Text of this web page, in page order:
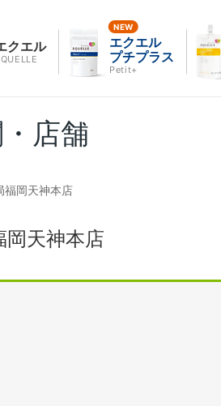
クエル
エクエル
プチプラス
Petit+
店舗
福岡天神本店
天神本店